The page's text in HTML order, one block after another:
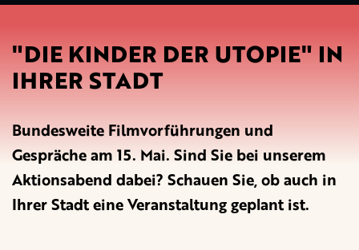
"DIE KINDER DER UTOPIE" IN
IHRER STADT
Bundesweite Filmvorführungen und
Gespräche am 15. Mai. Sind Sie bei unserem
Aktionsabend dabei? Schauen Sie, ob auch in
Ihrer Stadt eine Veranstaltung geplant ist.